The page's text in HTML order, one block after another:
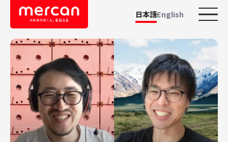
日本語English
カテゴリーから探す
会社・事業
鹿島アントラーズ
Ads
メルカリ